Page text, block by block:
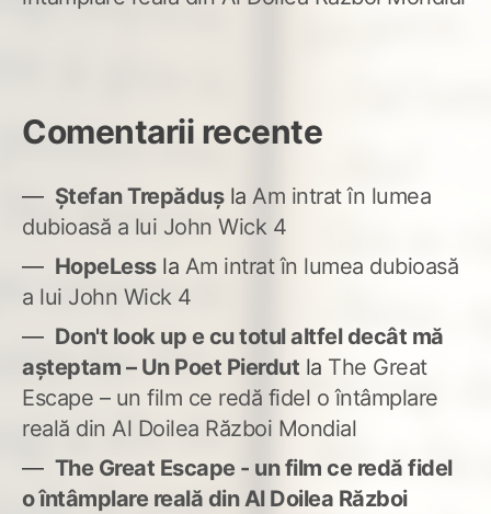
Comentarii recente
Ștefan Trepădușla Am intrat în lumea
dubioasă a lui John Wick 4
HopeLessla Am intrat în lumea dubioasă
a lui John Wick 4
Don't look up e cu totul altfel decât mă
așteptam – Un Poet Pierdut la The Great
Escape – un film ce redă fidel o întâmplare
reală din Al Doilea Război Mondial
The Great Escape - un film ce redă fidel
o întâmplare reală din Al Doilea Război